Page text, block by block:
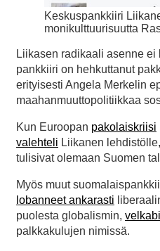
Keskuspankkiiri
monikulttuurisuutta
Liikasen radikaali asenne
pankkiiri on hehkuttanut
erityisesti Angela Merkelin
maahanmuuttopolitiikkaa
Kun Euroopan pakolaiskriisi
valehteli Liikanen
tulisivat olemaan Suomen
Myös muut
lobanneet ankarasti
puolesta globalismin,
palkkakulujen nimissä.